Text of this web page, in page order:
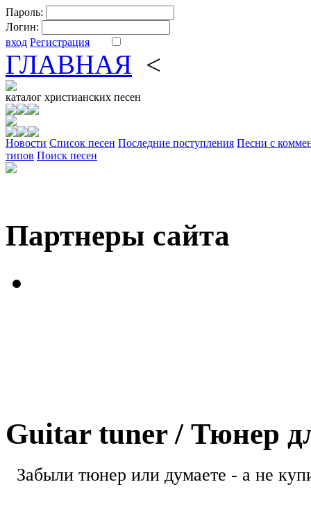
Пароль:
Логин:
вход Регистрация
ГЛАВНАЯ <
каталог христианских песен
Новости Cписок песен Последние поступления Песни с
типов Поиск песен
Партнеры сайта
Guitar tuner / Тюнер
Забыли тюнер или думаете - а не